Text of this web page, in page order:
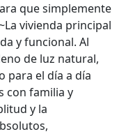
que simplemente
vivienda principal
y funcional. Al
de luz natural,
para el día a día
con familia y
y la